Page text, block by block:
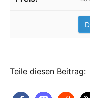
Teile diesen Beitrag: